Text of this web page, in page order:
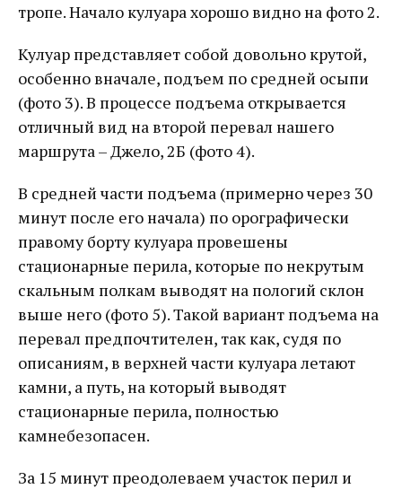
тропе. Начало кулуара хорошо видно на фото 2.
Кулуар представляет собой довольно крутой,
особенно вначале, подъем по средней осыпи
(фото 3). В процессе подъема открывается
отличный вид на второй перевал нашего
маршрута – Джело, 2Б (фото 4).
В средней части подъема (примерно через 30
минут после его начала) по орографически
правому борту кулуара провешены
стационарные перила, которые по некрутым
скальным полкам выводят на пологий склон
выше него (фото 5). Такой вариант подъема на
перевал предпочтителен, так как, судя по
описаниям, в верхней части кулуара летают
камни, а путь, на который выводят
стационарные перила, полностью
камнебезопасен.
За 15 минут преодолеваем участок перил и